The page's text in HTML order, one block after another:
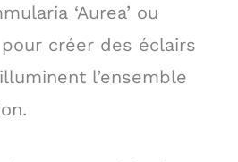
‘Aurea’ ou
créer des éclairs
l’ensemble